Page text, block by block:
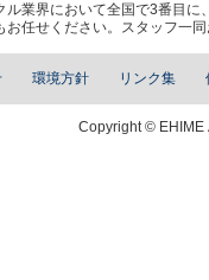
業界において全国で3番目
任せください。スタッフ一
環境方針 リンク集
Copyright © EHIME